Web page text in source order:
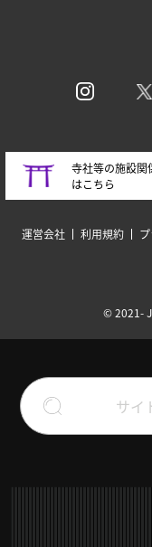
寺社等の施設関
はこちら
運営会社 利用規約
© 2021-